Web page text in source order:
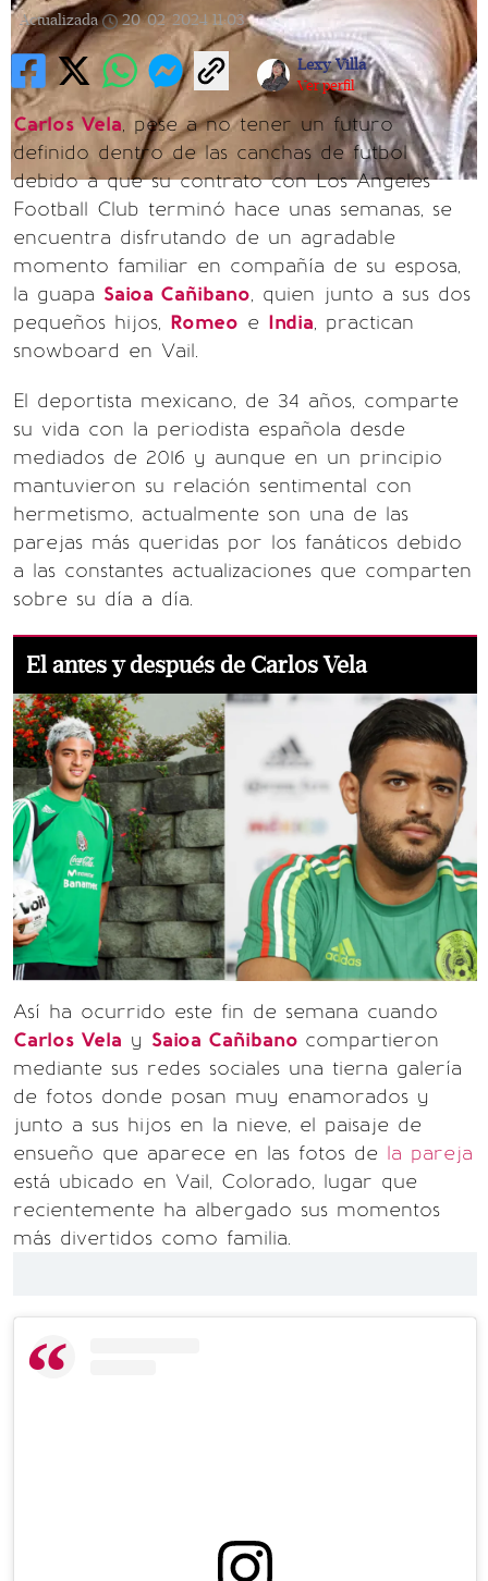
Actualizada
20/02/2024 11:03
Lexy Villa
Ver perfil
Carlos Vela, pese a no tener un futuro
definido dentro de las canchas de futbol
debido a que su contrato con Los Angeles
Football Club terminó hace unas semanas, se
encuentra disfrutando de un agradable
momento familiar en compañía de su esposa,
la guapa Saioa Cañibano, quien junto a sus dos
pequeños hijos, Romeo e India, practican
snowboard en Vail.
El deportista mexicano, de 34 años, comparte
su vida con la periodista española desde
mediados de 2016 y aunque en un principio
mantuvieron su relación sentimental con
hermetismo, actualmente son una de las
parejas más queridas por los fanáticos debido
a las constantes actualizaciones que comparten
sobre su día a día.
El antes y después de Carlos Vela
Así ha ocurrido este fin de semana cuando
Carlos Vela y Saioa Cañibano compartieron
mediante sus redes sociales una tierna galería
de fotos donde posan muy enamorados y
junto a sus hijos en la nieve, el paisaje de
ensueño que aparece en las fotos de la pareja
está ubicado en Vail, Colorado, lugar que
recientemente ha albergado sus momentos
más divertidos como familia.